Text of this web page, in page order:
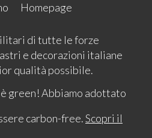
Homepage
di tutte le forze
e decorazioni italiane
qualità possibile.
green! Abbiamo adottato
carbon-free.Scopri il